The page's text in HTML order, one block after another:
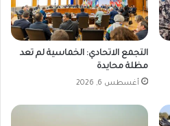
التجمع الاتحادي: الخماسية لم تعد
مظلة محايدة
أغسطس 6, 2026